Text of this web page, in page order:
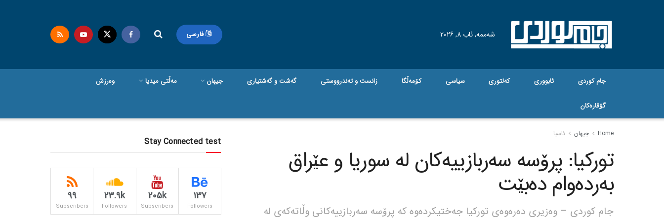
شەممە, ئاب 8, 2026 فارسی
جام کوردی ئابووری کەلتوری سیاسی کۆمەڵگا زانست و تەندرووستی گه‌شت و گه‌شتیاری جیهان مەڵتی میدیا وەرزش
گۆڤاره‌کان
Home جیهان ئاسیا
تورکیا: پرۆسە سەربازییەکان لە سوریا و عێراق
بەردەوام دەبێت
جام کوردی – وەزیری دەرەوەی تورکیا جەختیکردەوە کە پرۆسە سەربازییەکانی وڵاتەکەی لە
Stay Connected test
137
Followers
205k
Subscribers
23.9k
Followers
99
Subscribers